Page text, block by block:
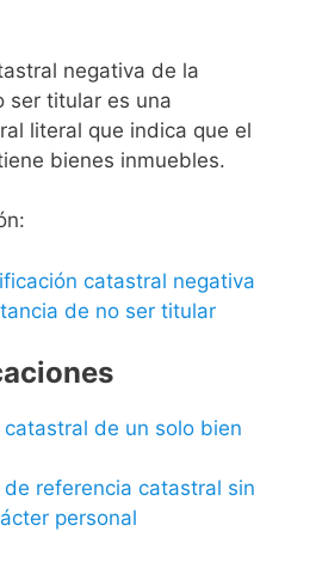
negativa de la
ser titular es una
literal que indica que el
bienes inmuebles.
catastral negativa
de no ser titular
de un solo bien
referencia catastral sin
personal